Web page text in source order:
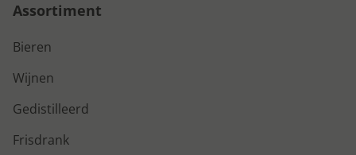
Assortiment
Bieren
Wijnen
Gedistilleerd
Frisdrank